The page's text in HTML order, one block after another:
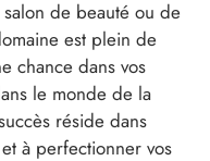
de beauté ou de
est plein de
chance dans vos
le monde de la
réside dans
à perfectionner vos